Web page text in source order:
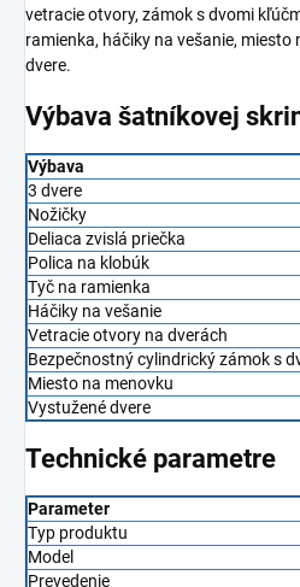
vetracie otvory, zámok s dvomi
ramienka, háčiky na vešanie, miesto
dvere.
Výbava šatníkovej
Výbava
3 dvere
Nožičky
Deliaca zvislá priečka
Polica na klobúk
Tyč na ramienka
Háčiky na vešanie
Vetracie otvory na dverách
Bezpečnostný cylindrický zámok s
Miesto na menovku
Vystužené dvere
Technické parametre
Parameter
Typ produktu
Model
Prevedenie